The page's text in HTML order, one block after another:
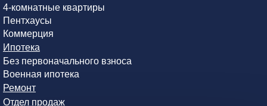
4-комнатные квартиры
Пентхаусы
Коммерция
Ипотека
Без первоначального взноса
Военная ипотека
Ремонт
Отдел продаж